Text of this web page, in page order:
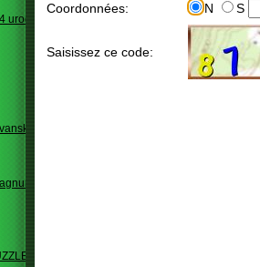
urodziny
Coordonnées: N S
Saisissez ce code: